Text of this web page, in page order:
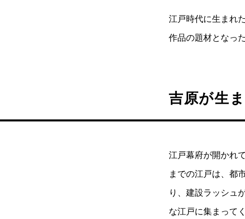
江戸時代に生まれ
作品の題材となった
吉原が生
江戸幕府が開かれ
までの江戸は、都
り、建設ラッシュ
な江戸に集まって